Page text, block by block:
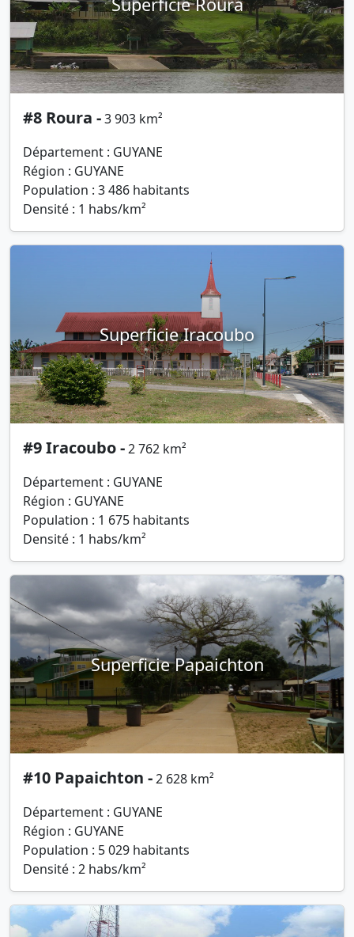
#8 Roura -3 903 km²
Département : GUYANE
Région : GUYANE
Population : 3 486 habitants
Densité : 1 habs/km²
Superficie Iracoubo
#9 Iracoubo -2 762 km²
Département : GUYANE
Région : GUYANE
Population : 1 675 habitants
Densité : 1 habs/km²
Superficie Papaichton
#10 Papaichton -2 628 km²
Département : GUYANE
Région : GUYANE
Population : 5 029 habitants
Densité : 2 habs/km²